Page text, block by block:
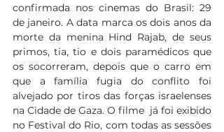
confirmada nos cinemas do Brasil: 29
de janeiro. A data marca os dois anos da
morte da menina Hind Rajab, de seus
primos, tia, tio e dois paramédicos que
os socorreram, depois que o carro em
que a família fugia do conflito foi
alvejado por tiros das forças israelenses
na Cidade de Gaza. O filme  já foi exibido
no Festival do Rio, com todas as sessões